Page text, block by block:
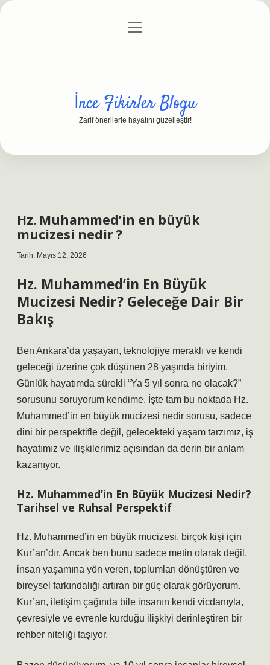
Gizlilik Politikası
menüyü
İnce Fikirler Blogu
Zarif önerilerle hayatını güzelleştir!
Hz. Muhammed’in en büyük
mucizesi nedir ?
Tarih: Mayıs 12, 2026
Hz. Muhammed’in En Büyük
Mucizesi Nedir? Geleceğe Dair Bir
Bakış
Ben Ankara’da yaşayan, teknolojiye meraklı ve kendi
geleceği üzerine çok düşünen 28 yaşında biriyim.
Günlük hayatımda sürekli “Ya 5 yıl sonra ne olacak?”
sorusunu soruyorum kendime. İşte tam bu noktada Hz.
Muhammed’in en büyük mucizesi nedir sorusu, sadece
dini bir perspektifle değil, gelecekteki yaşam tarzımız, iş
hayatımız ve ilişkilerimiz açısından da derin bir anlam
kazanıyor.
Hz. Muhammed’in En Büyük Mucizesi Nedir?
Tarihsel ve Ruhsal Perspektif
Hz. Muhammed’in en büyük mucizesi, birçok kişi için
Kur’an’dır. Ancak ben bunu sadece metin olarak değil,
insan yaşamına yön veren, toplumları dönüştüren ve
bireysel farkındalığı artıran bir güç olarak görüyorum.
Kur’an, iletişim çağında bile insanın kendi vicdanıyla,
çevresiyle ve evrenle kurduğu ilişkiyi derinleştiren bir
rehber niteliği taşıyor.